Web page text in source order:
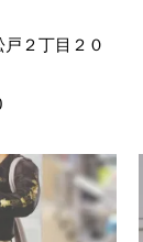
２丁目２０